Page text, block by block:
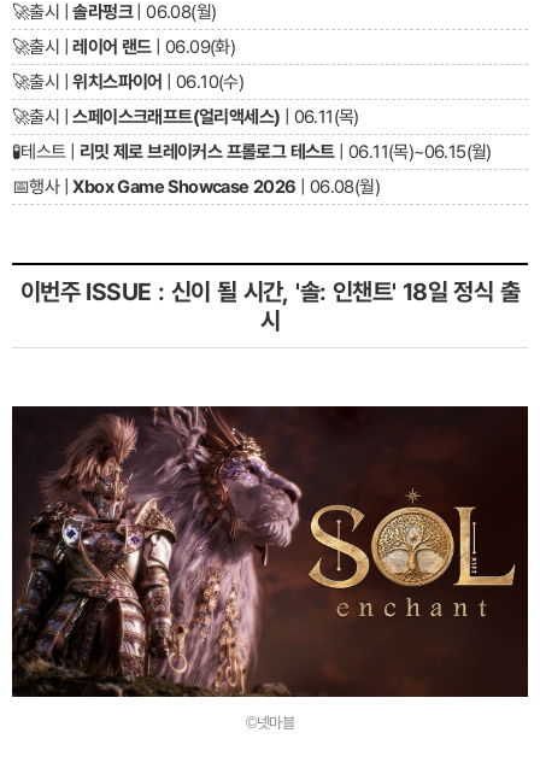
🚀출시 |솔라펑크| 06.08(월)
🚀출시 |레이어 랜드| 06.09(화)
🚀출시 |위치스파이어
| 06.10(수)
🚀출시 |스페이스크래프트(얼리액세스) | 06.11(목)
🧪테스트 | 리밋 제로 브레이커스 프롤로그 테스트| 06.11(목)~06.15(월)
📅행사 |Xbox Game Showcase 2026 | 06.08(월)
이번주 ISSUE : 신이 될 시간, '솔: 인챈트' 18일 정식 출
시
©넷마블